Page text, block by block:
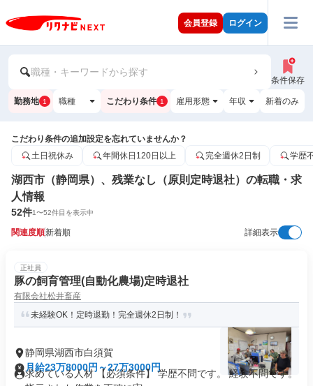
会員登録 ログイン
職種・キーワードから探す
条件保存
勤務地 1 職種 こだわり条件 1 雇用形態 年収 新着のみ
こだわり条件の追加設定を忘れていませんか？
土日祝休み
年間休日120日以上 完全週休2日制 学歴
湖西市（静岡県）、残業なし（原則定時退社）の転職・求
人情報
52件1〜52件目を表示中
関連度順新着順 詳細表示
正社員
豚の飼育管理(自動化農場)定時退社
有限会社松井畜産
未経験OK！定時退勤！完全週休2日制！
静岡県湖西市白須賀
月給23万8000円～27万3000円
求めている人材 【必須条件】 学歴不問です。 経験不問です。